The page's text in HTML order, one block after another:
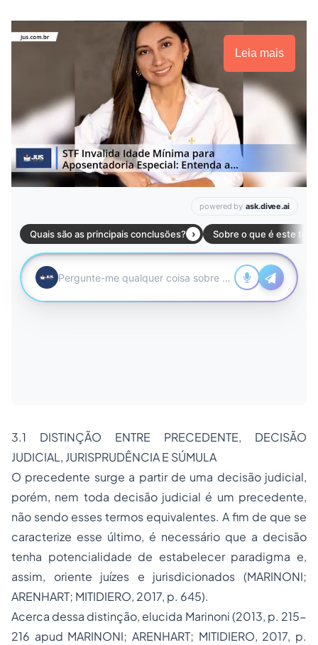
Leia mais
3.1 DISTINÇÃO ENTRE PRECEDENTE, DECISÃO
JUDICIAL, JURISPRUDÊNCIA E SÚMULA
O precedente surge a partir de uma decisão judicial,
porém, nem toda decisão judicial é um precedente,
não sendo esses termos equivalentes. A fim de que se
caracterize esse último, é necessário que a decisão
tenha potencialidade de estabelecer paradigma e,
assim, oriente juízes e jurisdicionados (MARINONI;
ARENHART; MITIDIERO, 2017, p. 645).
Acerca dessa distinção, elucida Marinoni (2013, p. 215-
216 apud MARINONI; ARENHART; MITIDIERO, 2017, p.